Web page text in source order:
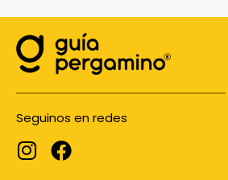
Seguinos en redes